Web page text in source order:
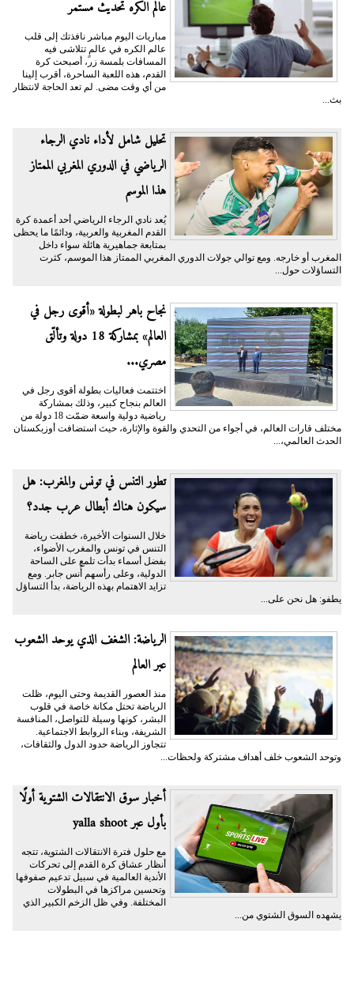
عالم الكره تحديث مستمر
مباريات اليوم مباشر نافذتك إلى قلب
عالم الكره في عالمٍ تتلاشى فيه
المسافات بلمسة زر، أصبحت كرة
القدم، هذه اللعبة الساحرة، أقرب إلينا
من أي وقت مضى. لم تعد الحاجة لانتظار
بث...
تحليل شامل لأداء نادي الرجاء
الرياضي في الدوري المغربي الممتاز
هذا الموسم
يُعد نادي الرجاء الرياضي أحد أعمدة كرة
القدم المغربية والعربية، ودائمًا ما يحظى
بمتابعة جماهيرية هائلة سواء داخل
المغرب أو خارجه. ومع توالي جولات الدوري المغربي الممتاز هذا الموسم، كثرت
التساؤلات حول...
نجاح باهر لبطولة «أقوى رجل في
العالم» بمشاركة 18 دولة وتألّق
مصري...
اختتمت فعاليات بطولة أقوى رجل في
العالم بنجاح كبير، وذلك بمشاركة
رياضية دولية واسعة ضمّت 18 دولة من
مختلف قارات العالم، في أجواء من التحدي والقوة والإثارة، حيث استضافت أوزبكستان
الحدث العالمي،...
تطور التنس في تونس والمغرب: هل
سيكون هناك أبطال عرب جدد؟
خلال السنوات الأخيرة، خطفت رياضة
التنس في تونس والمغرب الأضواء،
بفضل أسماء بدأت تلمع على الساحة
الدولية، وعلى رأسهم أُنس جابر. ومع
تزايد الاهتمام بهذه الرياضة، بدأ التساؤل
يطفو: هل نحن على...
الرياضة: الشغف الذي يوحد الشعوب
عبر العالم
منذ العصور القديمة وحتى اليوم، ظلت
الرياضة تحتل مكانة خاصة في قلوب
البشر، كونها وسيلة للتواصل، المنافسة
الشريفة، وبناء الروابط الاجتماعية.
تتجاوز الرياضة حدود الدول والثقافات،
وتوحد الشعوب خلف أهداف مشتركة ولحظات...
أخبار سوق الانتقالات الشتوية أولًا
بأول عبر yalla shoot
مع حلول فترة الانتقالات الشتوية، تتجه
أنظار عشاق كرة القدم إلى تحركات
الأندية العالمية في سبيل تدعيم صفوفها
وتحسين مراكزها في البطولات
المختلفة. وفي ظل الزخم الكبير الذي
يشهده السوق الشتوي من...